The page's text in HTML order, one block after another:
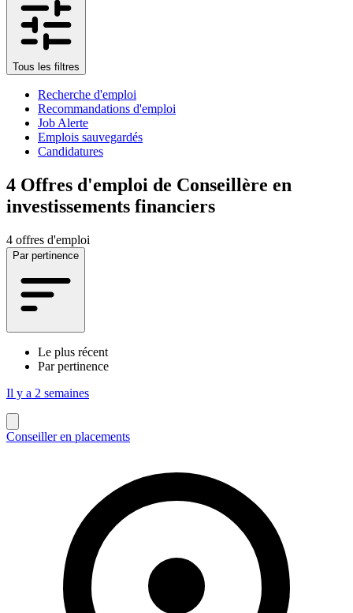
Tous les filtres
Recherche d'emploi
Recommandations d'emploi
Job Alerte
Emplois sauvegardés
Candidatures
4 Offres d'emploi de Conseillère en
investissements financiers
4 offres d'emploi
Par pertinence
Le plus récent
Par pertinence
Il y a 2 semaines
Conseiller en placements